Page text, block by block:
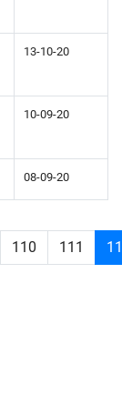
13-10-20
10-09-20
08-09-20
110 111